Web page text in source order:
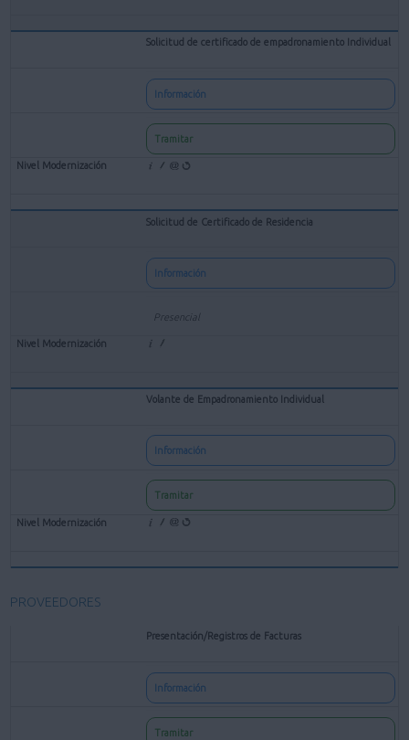
Solicitud de certificado de empadronamiento Individual
Información
Tramitar
Solicitud de Certificado de Residencia
Información
Presencial
Volante de Empadronamiento Individual
Información
Tramitar
PROVEEDORES
Presentación/Registros de Facturas
Información
Tramitar